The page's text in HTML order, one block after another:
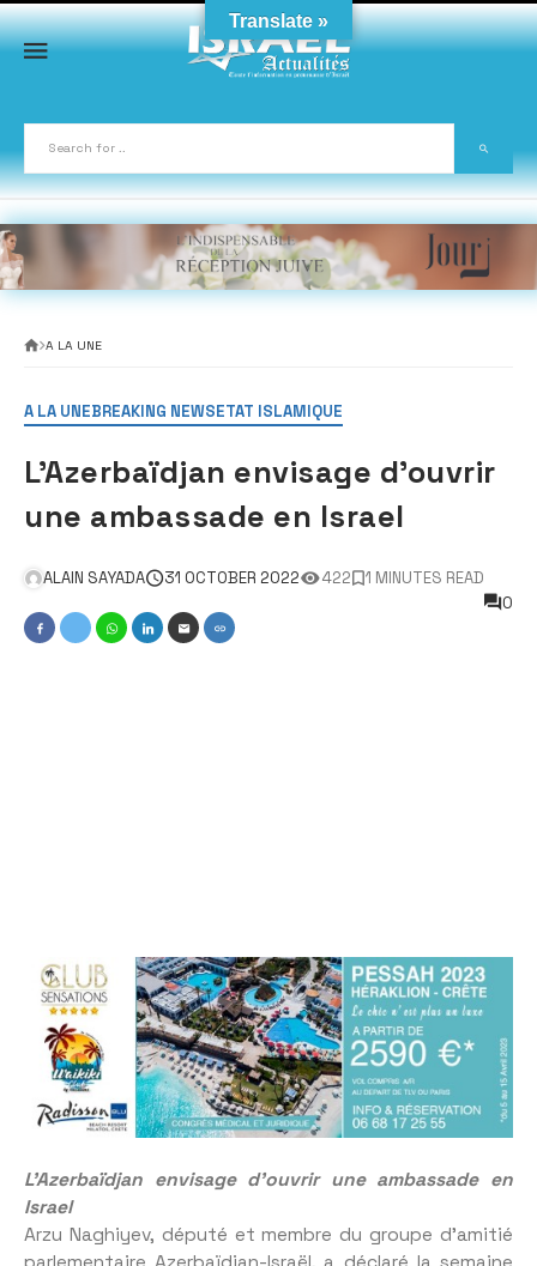
Skip
to
content
A LA UNE
A LA UNEBREAKING NEWSETAT ISLAMIQUE
L’Azerbaïdjan envisage d’ouvrir
une ambassade en Israel
ALAIN SAYADA 31 OCTOBER 2022 422
1 MINUTES READ
0
L’Azerbaïdjan envisage d’ouvrir une ambassade en
Israel
Arzu Naghiyev, député et membre du groupe d’amitié
Translate »